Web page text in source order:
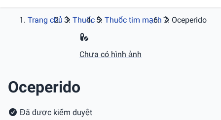
Trang chủ Thuốc Thuốc tim mạch Oceperido
Chưa có hình ảnh
Oceperido
Đã được kiểm duyệt